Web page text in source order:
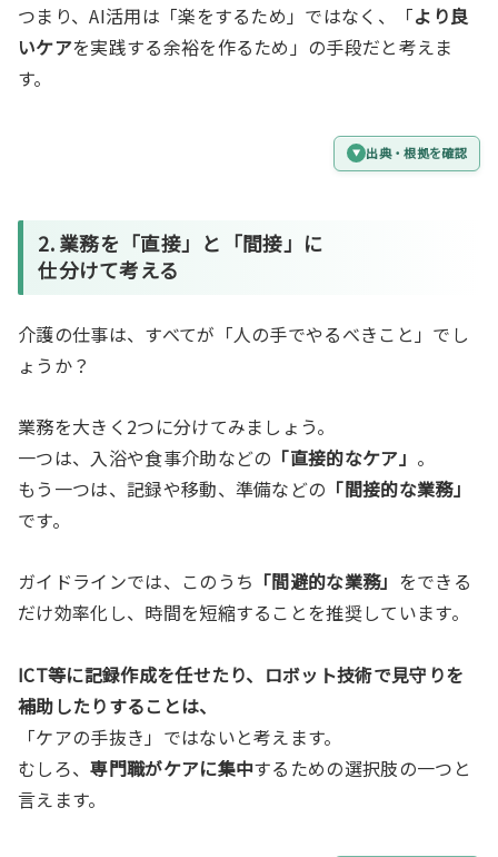
つまり、AI活用は「楽をするため」ではなく、「より良
いケアを実践する余裕を作るため」の手段だと考えま
す。
出典・根拠を確認
2. 業務を「直接」と「間接」に
仕分けて考える
介護の仕事は、すべてが「人の手でやるべきこと」でし
ょうか？
業務を大きく2つに分けてみましょう。
一つは、入浴や食事介助などの 「直接的なケア」 。
もう一つは、記録や移動、準備などの 「間接的な業務」
です。
ガイドラインでは、このうち 「間避的な業務」 をできる
だけ効率化し、時間を短縮することを推奨しています。
ICT等に記録作成を任せたり、ロボット技術で見守りを
補助したりすることは、
「ケアの手抜き」ではないと考えます。
むしろ、専門職がケアに集中するための選択肢の一つと
言えます。